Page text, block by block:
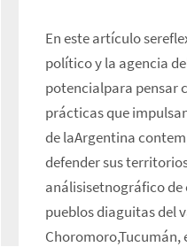
En este artículo
político y la agencia
potencialpara pensar
prácticas que
de laArgentina
defender sus
análisisetnográfico de
pueblos diaguitas del
Choromoro,Tucumán,